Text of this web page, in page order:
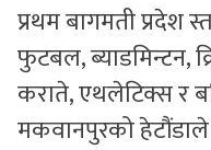
प्रथम बागमती प्रदेश
फुटबल, ब्याडमिन्टन,
कराते, एथलेटिक्स र
मकवानपुरको